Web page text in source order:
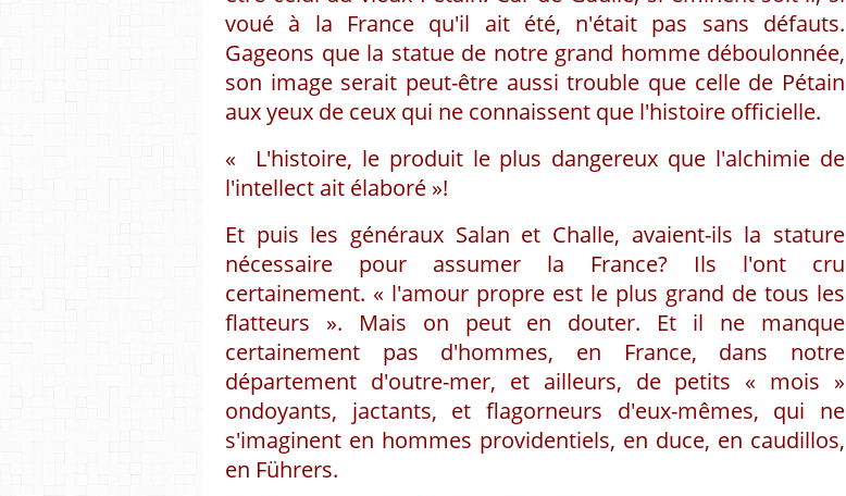
voué à la France qu'il ait été, n'était pas sans défauts.
Gageons que la statue de notre grand homme déboulonnée,
son image serait peut-être aussi trouble que celle de Pétain
aux yeux de ceux qui ne connaissent que l'histoire officielle.
« L'histoire, le produit le plus dangereux que l'alchimie de
l'intellect ait élaboré »!
Et puis les généraux Salan et Challe, avaient-ils la stature
nécessaire pour assumer la France? Ils l'ont cru
certainement. « l'amour propre est le plus grand de tous les
flatteurs ». Mais on peut en douter. Et il ne manque
certainement pas d'hommes, en France, dans notre
département d'outre-mer, et ailleurs, de petits « mois »
ondoyants, jactants, et flagorneurs d'eux-mêmes, qui ne
s'imaginent en hommes providentiels, en duce, en caudillos,
en Führers.